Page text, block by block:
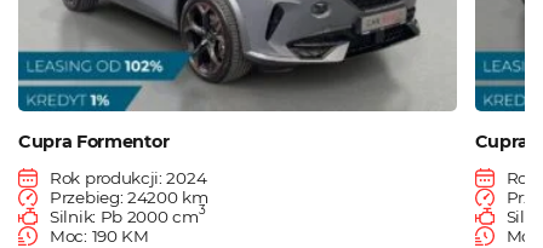
Cupra Formentor
Rok produkcji: 2024
Przebieg: 24200 km
Silnik: Pb 2000 cm3
Moc: 190 KM
Cupra
Rok